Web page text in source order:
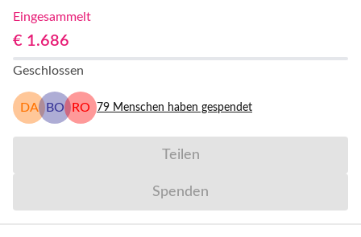
Eingesammelt
€ 1.686
Geschlossen
DA BO RO 79 Menschen haben gespendet
Teilen
Spenden